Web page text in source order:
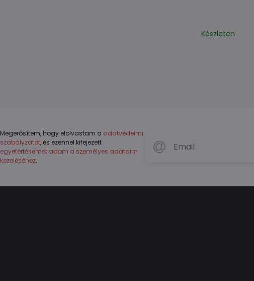
Készleten
Megerősítem, hogy elolvastam a adatvédelmi
szabályzatot, és ezennel kifejezett
egyetértésemet adom a személyes adataim
kezeléséhez.